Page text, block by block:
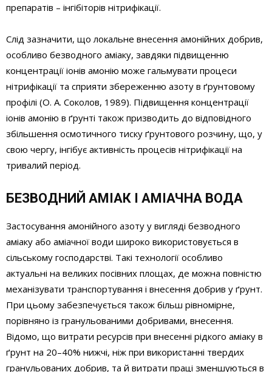
препаратів – інгібіторів нітрифікації.
Слід зазначити, що локальне внесення амонійних добрив,
особливо безводного аміаку, завдяки підвищенню
концентрації іонів амонію може гальмувати процеси
нітрифікації та сприяти збереженню азоту в ґрунтовому
профілі (О. А. Соколов, 1989). Підвищення концентрації
іонів амонію в ґрунті також призводить до відповідного
збільшення осмотичного тиску ґрунтового розчину, що, у
свою чергу, інгібує активність процесів нітрифікації на
тривалий період.
БЕЗВОДНИЙ АМІАК І АМІАЧНА ВОДА
Застосування амонійного азоту у вигляді безводного
аміаку або аміачної води широко використовується в
сільському господарстві. Такі технології особливо
актуальні на великих посівних площах, де можна повністю
механізувати транспортування і внесення добрив у ґрунт.
При цьому забезпечується також більш рівномірне,
порівняно із гранульованими добривами, внесення.
Відомо, що витрати ресурсів при внесенні рідкого аміаку в
ґрунт на 20–40% нижчі, ніж при використанні твердих
гранульованих добрив, та й витрати праці зменшуються в